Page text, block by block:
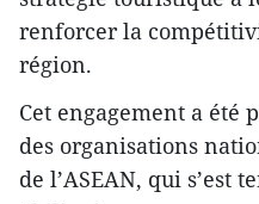
renforcer la
région.
Cet engagement a été
des organisations
de l’ASEAN, qui s’est